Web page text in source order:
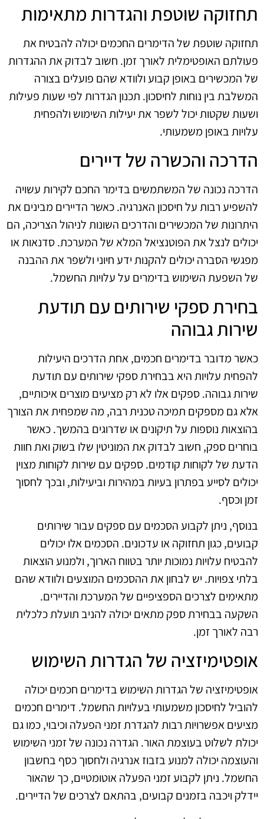
תחזוקה שוטפת והגדרות מתאימות
תחזוקה שוטפת של הדימרים החכמים יכולה להבטיח את
פעולתם האופטימלית לאורך זמן. חשוב לבדוק את ההגדרות
של המכשירים באופן קבוע ולוודא שהם פועלים בצורה
המשלבת בין נוחות לחיסכון. תכנון הגדרות לפי שעות פעילות
ושעות שקטות יכול לשפר את יעילות השימוש ולהפחית
עלויות באופן משמעותי.
הדרכה והכשרה של דיירים
הדרכה נכונה של המשתמשים בדימר החכם לקירות עשויה
להשפיע רבות על חיסכון האנרגיה. כאשר הדיירים מבינים את
היתרונות של המכשירים והדרכים השונות לניהול הצריכה, הם
יכולים לנצל את הפוטנציאל המלא של המערכת. סדנאות או
מפגשי הסברה יכולים להקנות ידע חיוני ולשפר את ההבנה
של השפעת השימוש בדימרים על עלויות החשמל.
בחירת ספקי שירותים עם תודעת
שירות גבוהה
כאשר מדובר בדימרים חכמים, אחת הדרכים היעילות
להפחית עלויות היא בבחירת ספקי שירותים עם תודעת
שירות גבוהה. ספקים אלו לא רק מציעים מוצרים איכותיים,
אלא גם מספקים תמיכה טכנית רבה, מה שמפחית את הצורך
בהוצאות נוספות על תיקונים או שדרוגים בהמשך. כאשר
בוחרים ספק, חשוב לבדוק את המוניטין שלו בשוק ואת חוות
הדעת של לקוחות קודמים. ספקים עם שירות לקוחות מצוין
יכולים לסייע בפתרון בעיות במהירות וביעילות, ובכך לחסוך
זמן וכסף.
בנוסף, ניתן לקבוע הסכמים עם ספקים עבור שירותים
קבועים, כגון תחזוקה או עדכונים. הסכמים אלו יכולים
להבטיח עלויות נמוכות יותר בטווח הארוך, ולמנוע הוצאות
בלתי צפויות. יש לבחון את ההסכמים המוצעים ולוודא שהם
מתאימים לצרכים הספציפיים של המערכת והדיירים.
השקעה בבחירת ספק מתאים יכולה להניב תועלת כלכלית
רבה לאורך זמן.
אופטימיזציה של הגדרות השימוש
אופטימיזציה של הגדרות השימוש בדימרים חכמים יכולה
להוביל לחיסכון משמעותי בעלויות החשמל. דימרים חכמים
מציעים אפשרויות רבות להגדרת זמני הפעלה וכיבוי, כמו גם
יכולת לשלוט בעוצמת האור. הגדרה נכונה של זמני השימוש
והעוצמה יכולה למנוע בזבוז אנרגיה ולחסוך כסף בחשבון
החשמל. ניתן לקבוע זמני הפעלה אוטומטיים, כך שהאור
יידלק ויכבה בזמנים קבועים, בהתאם לצרכים של הדיירים.